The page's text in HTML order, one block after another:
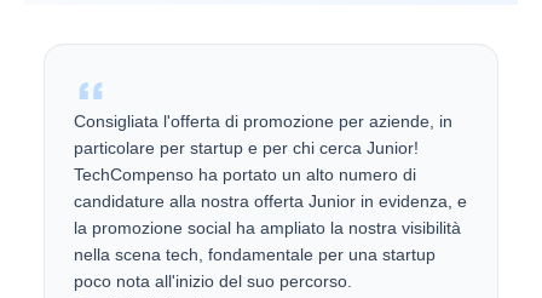
Consigliata l'offerta di promozione per aziende, in
particolare per startup e per chi cerca Junior!
TechCompenso ha portato un alto numero di
candidature alla nostra offerta Junior in evidenza, e
la promozione social ha ampliato la nostra visibilità
nella scena tech, fondamentale per una startup
poco nota all'inizio del suo percorso.